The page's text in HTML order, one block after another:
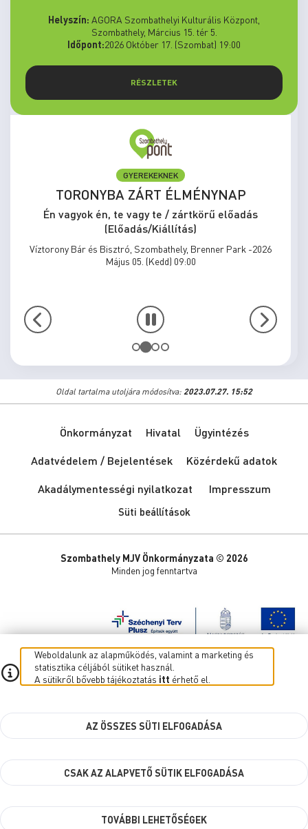
Helyszín: AGORA Szombathelyi Kulturális Központ,
Szombathely, Március 15. tér 5.
Időpont:2026 Október 17. (Szombat) 19:00
RÉSZLETEK
GYEREKEKNEK
TORONYBA ZÁRT ÉLMÉNYNAP
Én vagyok én, te vagy te / zártkörű előadás
(Előadás/Kiállítás)
Víztorony Bár és Bisztró, Szombathely, Brenner Park -2026
Május 05. (Kedd) 09:00
Oldal tartalma utoljára módosítva: 2023.07.27. 15:52
Önkormányzat Hivatal
Ügyintézés
Adatvédelem / Bejelentések
Közérdekű adatok
Akadálymentességi nyilatkozat
Impresszum
Süti beállítások
Szombathely MJV Önkormányzata © 2026
Minden jog fenntartva
Weboldalunk az alapműködés, valamint a marketing és
statisztika céljából sütiket használ.
A sütikről bővebb tájékoztatás itt érhető el.
AZ ÖSSZES SÜTI ELFOGADÁSA
CSAK AZ ALAPVETŐ SÜTIK ELFOGADÁSA
TOVÁBBI LEHETŐSÉGEK